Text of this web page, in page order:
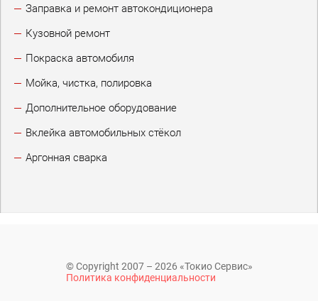
Заправка и ремонт автокондиционера
Кузовной ремонт
Покраска автомобиля
Мойка, чистка, полировка
Дополнительное оборудование
Вклейка автомобильных стёкол
Аргонная сварка
© Copyright 2007 – 2026 «Токио Сервис»
Политика конфиденциальности